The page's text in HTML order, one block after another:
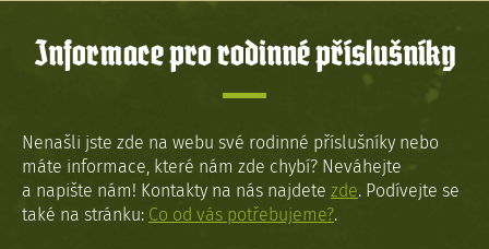
Informace pro rodinné příslušníky
Nenašli jste zde na webu své rodinné příslušníky nebo
máte informace, které nám zde chybí? Neváhejte
a napište nám! Kontakty na nás najdete zde. Podívejte se
také na stránku: Co od vás potřebujeme?.